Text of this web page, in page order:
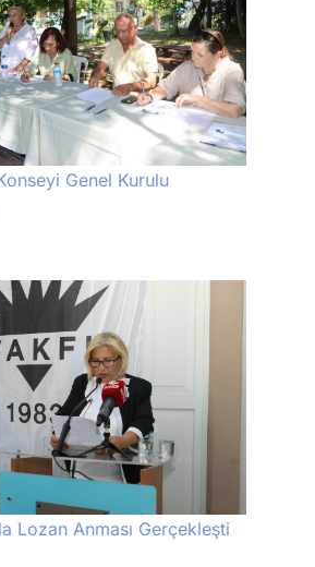
Genel Kurulu
Lozan Anması Gerçekleşti